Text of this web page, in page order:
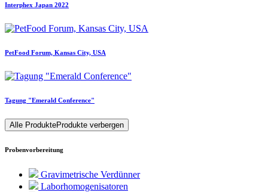
Interphex Japan 2022
PetFood Forum, Kansas City, USA
Tagung "Emerald Conference"
Alle ProdukteProdukte verbergen
Probenvorbereitung
Gravimetrische Verdünner
Laborhomogenisatoren